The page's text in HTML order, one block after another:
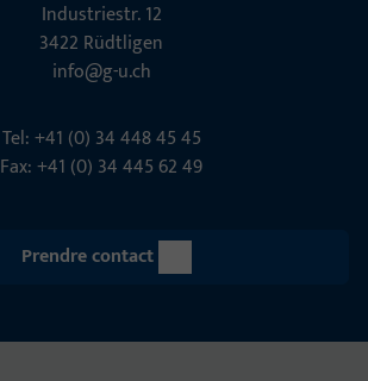
Indu­s­triestr. 12
3422 Rüdt­ligen
info@g-u.ch
Tel: +41 (0) 34 448 45 45
Fax: +41 (0) 34 445 62 49
Prendre contact